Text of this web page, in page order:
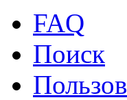
FAQ
Поиск